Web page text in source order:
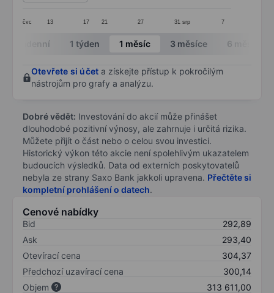
čvc 13 17 21 27 31 srp 7
End of interactive chart.
Intradenní 1 týden 1 měsíc 3 měsíce 6 měsíců
Otevřete si účet a získejte přístup k pokročilým
nástrojům pro grafy a analýzu.
Dobré vědět: Investování do akcií může přinášet
dlouhodobé pozitivní výnosy, ale zahrnuje i určitá rizika.
Můžete přijít o část nebo o celou svou investici.
Historický výkon této akcie není spolehlivým ukazatelem
budoucích výsledků. Data od externích poskytovatelů
nebyla ze strany Saxo Bank jakkoli upravena. Přečtěte si
kompletní prohlášení o datech.
Cenové nabídky
Bid
292,89
Ask
293,40
Otevírací cena
304,37
Předchozí uzavírací cena
300,14
Objem
313 611,00